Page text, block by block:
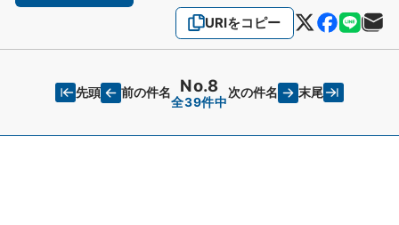
URIをコピー
先頭 前の件名 No.8
全39件中
次の件名 末尾